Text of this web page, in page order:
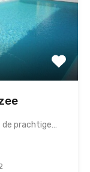
de prachtige…